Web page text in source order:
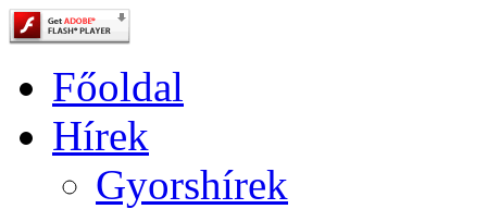
Főoldal
Hírek
Gyorshírek